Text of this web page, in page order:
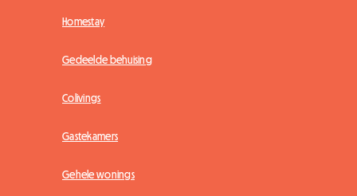
Homestay
Gedeelde behuising
Colivings
Gastekamers
Gehele wonings